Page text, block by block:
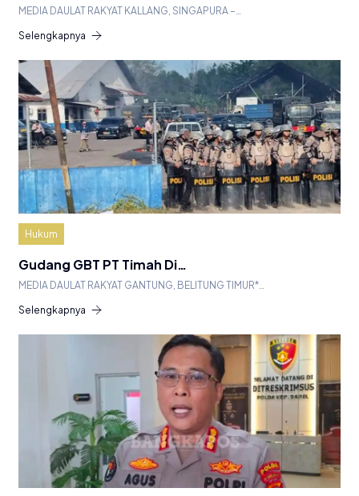
MEDIA DAULAT RAKYAT KALLANG, SINGAPURA –…
Selengkapnya
Hukum
Gudang GBT PT Timah Di…
MEDIA DAULAT RAKYAT GANTUNG, BELITUNG TIMUR*…
Selengkapnya